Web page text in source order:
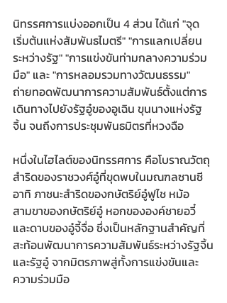
นิทรรศการแบ่งออกเป็น 4 ส่วน ได้แก่ "จุด
เริ่มต้นแห่งสัมพันธไมตรี" "การแลกเปลี่ยน
ระหว่างรัฐ" "การแข่งขันท่ามกลางความร่วม
มือ" และ "การหลอมรวมทางวัฒนธรรม"
ถ่ายทอดพัฒนาการความสัมพันธ์ตั้งแต่การ
เดินทางไปยังรัฐอู๋ของอูเฉิน ขุนนางแห่งรัฐ
จิ้น จนถึงการประชุมพันธมิตรที่หวงฉือ
หนึ่งในไฮไลต์ของนิทรรศการ คือโบราณวัตถุ
สำริดของราชวงศ์อู๋ที่ขุดพบในมณฑลซานซี
อาทิ ภาชนะสำริดของกษัตริย์อู๋ฟูไช หม้อ
สามขาของกษัตริย์อู๋ หอกขององค์ชายอวี๋
และดาบของอู๋จี้จื่อ ซึ่งเป็นหลักฐานสำคัญที่
สะท้อนพัฒนาการความสัมพันธ์ระหว่างรัฐจิ้น
และรัฐอู๋ จากมิตรภาพสู่ทั้งการแข่งขันและ
ความร่วมมือ